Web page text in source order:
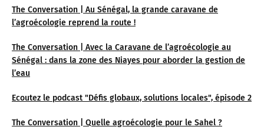
The Conversation | Au Sénégal, la grande caravane de
l’agroécologie reprend la route !
The Conversation | Avec la Caravane de l’agroécologie au
Sénégal : dans la zone des Niayes pour aborder la gestion de
l’eau
Ecoutez le podcast "Défis globaux, solutions locales", épisode 2
The Conversation | Quelle agroécologie pour le Sahel ?